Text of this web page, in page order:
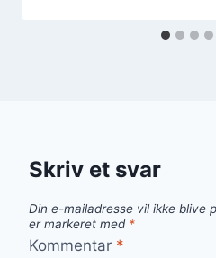
Skriv et svar
Din e-mailadresse vil ikke blive
er markeret med *
Kommentar *